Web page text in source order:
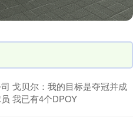
戈贝尔：我的目标是夺冠并成
我已有4个DPOY